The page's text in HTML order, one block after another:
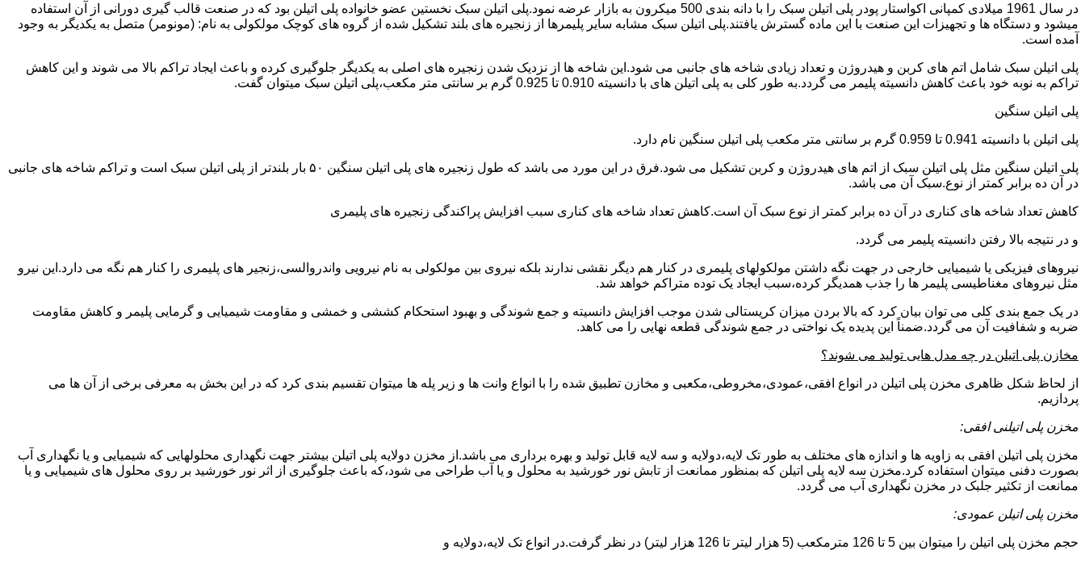
در سال 1961 میلادی کمپانی اکواستار پودر پلی اتیلن سبک را با دانه بندی 500 میکرون به بازار عرضه نمود.پلی اتیلن سبک نخستین عضو خانواده پلی اتیلن بود که در صنعت قالب گیری دورانی از آن استفاده
میشود و دستگاه ها و تجهیزات این صنعت با این ماده گسترش یافتند.پلی اتیلن سبک مشابه سایر پلیمرها از زنجیره های بلند تشکیل شده از گروه های کوچک مولکولی به نام: (مونومر) متصل به یکدیگر به وجود
آمده است.
پلی اتیلن سبک شامل اتم های کربن و هیدروژن و تعداد زیادی شاخه های جانبی می شود.این شاخه ها از نزدیک شدن زنجیره های اصلی به یکدیگر جلوگیری کرده و باعث ایجاد تراکم بالا می شوند و این کاهش
تراکم به نوبه خود باعث کاهش دانسیته پلیمر می گردد.به طور کلی به پلی اتیلن های با دانسیته 0.910 تا 0.925 گرم بر سانتی متر مکعب،پلی اتیلن سبک میتوان گفت.
پلی اتیلن سنگین
پلی اتیلن با دانسیته 0.941 تا 0.959 گرم بر سانتی متر مکعب پلی اتیلن سنگین نام دارد.
پلی اتیلن سنگین مثل پلی اتیلن سبک از اتم های هیدروژن و کربن تشکیل می شود.فرق در این مورد می باشد که طول زنجیره های پلی اتیلن سنگین ۵۰ بار بلندتر از پلی اتیلن سبک است و تراکم شاخه های جانبی
در آن ده برابر کمتر از نوع.سبک آن می باشد.
کاهش تعداد شاخه های کناری در آن ده برابر کمتر از نوع سبک آن است.کاهش تعداد شاخه های کناری سبب افزایش پراکندگی زنجیره های پلیمری
و در نتیجه بالا رفتن دانسیته پلیمر می گردد.
نیروهای فیزیکی یا شیمیایی خارجی در جهت نگه داشتن مولکولهای پلیمری در کنار هم دیگر نقشی ندارند بلکه نیروی بین مولکولی به نام نیرویی واندروالسی،زنجیر های پلیمری را کنار هم نگه می دارد.این نیرو
مثل نیروهای مغناطیسی پلیمر ها را جذب همدیگر کرده،سبب ایجاد یک توده متراکم خواهد شد.
در یک جمع بندی کلی می توان بیان کرد که بالا بردن میزان کریستالی شدن موجب افزایش دانسیته و جمع شوندگی و بهبود استحکام کششی و خمشی و مقاومت شیمیایی و گرمایی پلیمر و کاهش مقاومت
ضربه و شفافیت آن می گردد.ضمناً این پدیده یک نواختی در جمع شوندگی قطعه نهایی را می کاهد.
مخازن پلی اتیلن در چه مدل هایی تولید می شوند؟
از لحاظ شکل ظاهری مخزن پلی اتیلن در انواع افقی،عمودی،مخروطی،مکعبی و مخازن تطبیق شده را با انواع وانت ها و زیر پله ها میتوان تقسیم بندی کرد که در این بخش به معرفی برخی از آن ها می
پردازیم.
مخزن پلی اتیلنی افقی:
مخزن پلی اتیلن افقی به زاویه ها و اندازه های مختلف به طور تک لایه،دولایه و سه لایه قابل تولید و بهره برداری می باشد.از مخزن دولایه پلی اتیلن بیشتر جهت نگهداری محلولهایی که شیمیایی و یا نگهداری آب
بصورت دفنی میتوان استفاده کرد.مخزن سه لایه پلی اتیلن که بمنظور ممانعت از تابش نور خورشید به محلول و یا آب طراحی می شود،که باعث جلوگیری از اثر نور خورشید بر روی محلول های شیمیایی و یا
ممانعت از تکثیر جلبک در مخزن نگهداری آب می گردد.
مخزن پلی اتیلن عمودی:
حجم مخزن پلی اتیلن را میتوان بین 5 تا 126 مترمکعب (5 هزار لیتر تا 126 هزار لیتر) در نظر گرفت.در انواع تک لایه،دولایه و